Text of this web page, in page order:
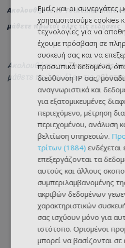
Ακολουθήστε το
μάθετε πρώτοι όλες τιςειδήσεις
Ακολουθήστε το
μάθετε πρώτοι όλες τις
Εμείς και οι συνεργάτες
χρησιμοποιούμε cookies
τεχνολογίες για να
έχουμε πρόσβαση σε
συσκευή σας και να
προσωπικά δεδομένα,
διεύθυνση IP σας,
αναγνωριστικά και
για εξατομικευμένες
περιεχόμενο, μέτρηση
περιεχομένου, ανάλυση
βελτίωση υπηρεσιών.
τρίτων (1884) ενδέχεται
επεξεργάζονται τα
αυτούς και άλλους
συμπεριλαμβανομένης
ακριβών δεδομένων
χαρακτηριστικών
σας ισχύουν μόνο για
ιστότοπο. Ορισμένοι
μπορεί να βασίζονται σε